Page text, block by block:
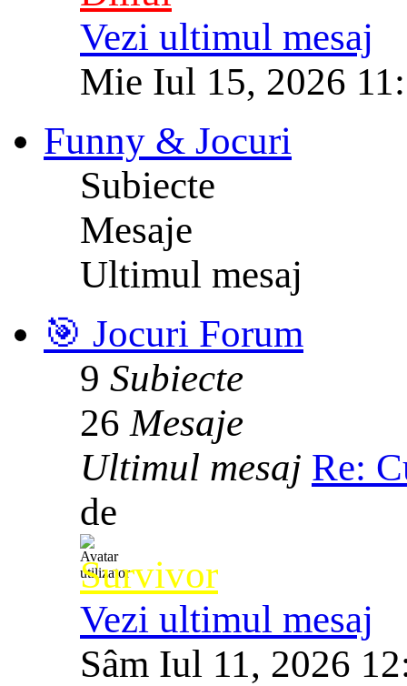
Vezi ultimul mesaj
Mie Iul 15, 2026
Funny & Jocuri
Subiecte
Mesaje
Ultimul mesaj
🎯 Jocuri Forum
9 Subiecte
26 Mesaje
Ultimul mesaj Re:
de
Survivor
Vezi ultimul mesaj
Sâm Iul 11, 2026